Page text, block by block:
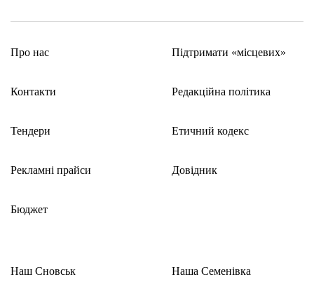
Про нас
Контакти
Тендери
Рекламні прайси
Бюджет
Підтримати «місцевих»
Редакційна політика
Етичний кодекс
Довідник
Наш Сновськ Наша Семенівка